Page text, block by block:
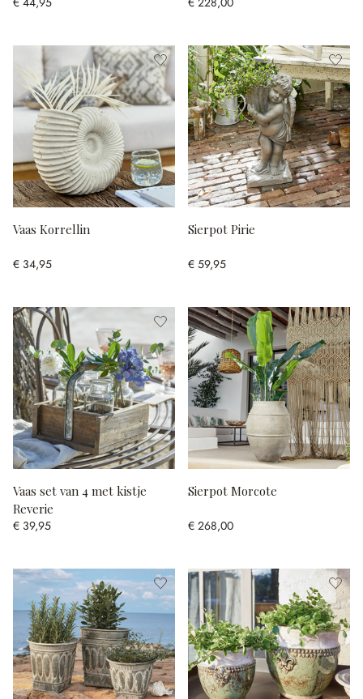
Vaas Korrellin
€ 34,95
Sierpot Pirie
€ 59,95
Vaas set van 4 met kistje
Reverie
€ 39,95
Sierpot Morcote
€ 268,00